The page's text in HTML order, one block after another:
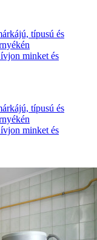
típusú és
minket és
típusú és
minket és